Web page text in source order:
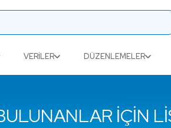
VERILER DÜZENLEMELER
İÇIN